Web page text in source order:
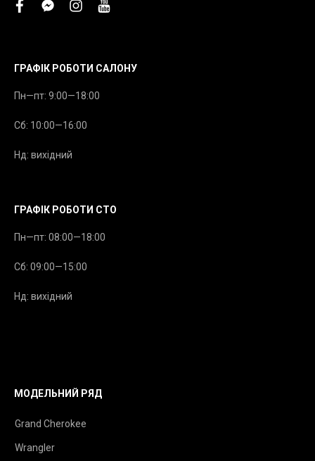
facebookfacebook-
instagram
youtube
ГРАФІК РОБОТИ САЛОНУ
Пн—пт: 9:00—18:00
Сб: 10:00—16:00
Нд: вихідний
ГРАФІК РОБОТИ СТО
Пн—пт: 08:00—18:00
Сб: 09:00—15:00
Нд: вихідний
МОДЕЛЬНИЙ РЯД
Grand Cherokee
Wrangler